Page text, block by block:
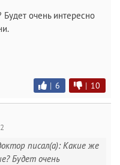
очень интересно
| 6 | 10
писал(а): Какие же
Будет очень